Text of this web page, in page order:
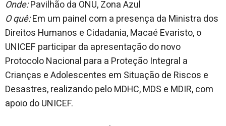
Onde:Pavilhão da ONU, Zona Azul
O quê:Em um painel com a presença da Ministra dos
Direitos Humanos e Cidadania, Macaé Evaristo, o
UNICEF participar da apresentação do novo
Protocolo Nacional para a Proteção Integral a
Crianças e Adolescentes em Situação de Riscos e
Desastres, realizando pelo MDHC, MDS e MDIR, com
apoio do UNICEF.